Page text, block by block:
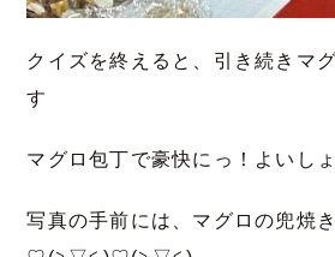
クイズを終えると、引き続きマ
す
マグロ包丁で豪快にっ！よいし
写真の手前には、マグロの兜焼